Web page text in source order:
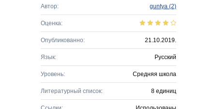
Автор: guntya (2)
Оценка:
Опубликованно: 21.10.2019.
Язык: Русский
Уровень: Средняя школа
Литературный список: 8 единиц